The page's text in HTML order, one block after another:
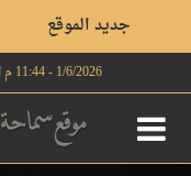
جديد الموقع
1/6/2026 - 11:44 م